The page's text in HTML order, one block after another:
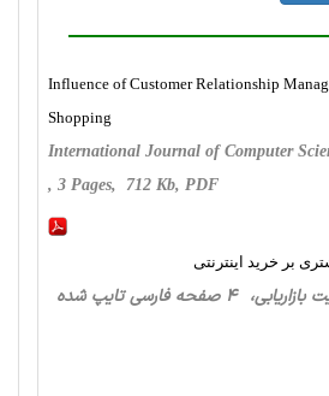
Influence of Customer Relationship
Shopping
International Journal of Computer
, 3 Pages, 712 Kb, PDF
بر خرید اینترنتی
، مدیریت بازرگانی، مدیریت بازاریابی، 4 صفحه فارسی تایپ شده